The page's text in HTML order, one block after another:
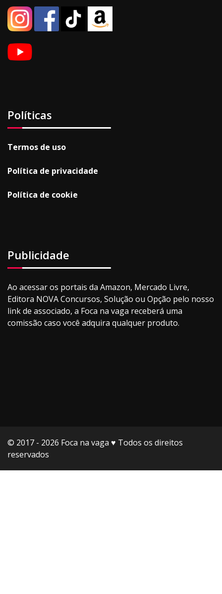
Políticas
Termos de uso
Política de privacidade
Política de cookie
Publicidade
Ao acessar os portais da Amazon, Mercado Livre,
Editora NOVA Concursos, Solução ou Opção pelo nosso
link de associado, a Foca na vaga receberá uma
comissão caso você adquira qualquer produto.
© 2017 - 2026 Foca na vaga ♥️ Todos os direitos
reservados